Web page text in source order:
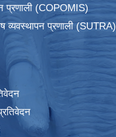
प्रणाली (COPOMIS)
व्यवस्थापन प्रणाली (SUTRA)